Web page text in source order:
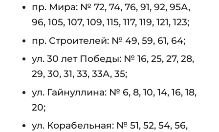
пр. Мира: № 72, 74, 76, 91, 92, 95А,
96, 105, 107, 109, 115, 117, 119, 121, 123;
пр. Строителей: № 49, 59, 61, 64;
ул. 30 лет Победы: № 16, 25, 27, 28,
29, 30, 31, 33, 33А, 35;
ул. Гайнуллина: № 6, 8, 10, 14, 16, 18,
20;
ул. Корабельная: № 51, 52, 54, 56,